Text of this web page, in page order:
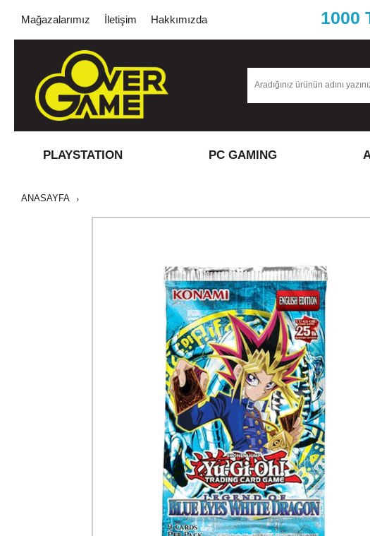
Mağazalarımız İletişim Hakkımızda 1000
PLAYSTATION PC GAMING
ANASAYFA